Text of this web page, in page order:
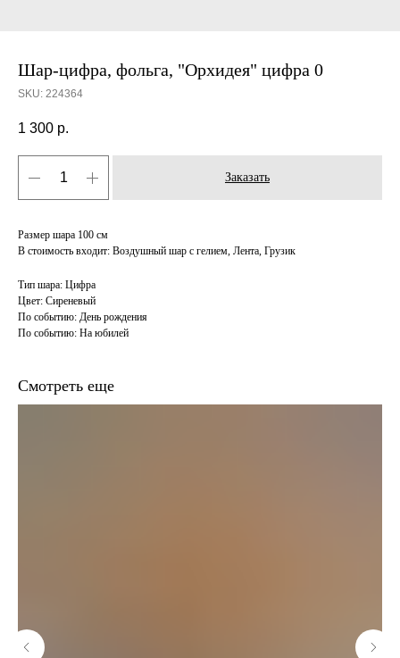
Шар-цифра, фольга, "Орхидея" цифра 0
SKU: 224364
1 300 р.
Заказать
Размер шара 100 см
В стоимость входит: Воздушный шар с гелием, Лента, Грузик
Тип шара: Цифра
Цвет: Сиреневый
По событию: День рождения
По событию: На юбилей
Смотреть еще